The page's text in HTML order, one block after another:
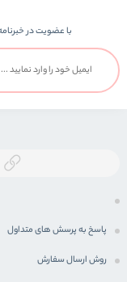
با عضویت در
پاسخ به پرسش های متداول
روش ارسال سفارش